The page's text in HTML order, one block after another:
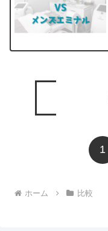
1
ホーム 比較